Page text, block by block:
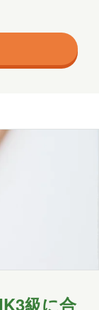
大阪
、私はほぼ一
やGitHub
約をさせ、
させている。
最近ちゃんと
級に合